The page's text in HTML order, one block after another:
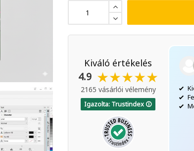
Kiváló értékelés
4.9 ★★★★★
2165 vásárlói vélemény
Igazolta: Trustindex 🛈
Vélemény összefoglaló
2 264 vélemény alapján
Kiemelkedő ügyfélszolgálat
Felhasználóbarát, sokszínű termékkínálat
Megbízható, gyors kiszállítás